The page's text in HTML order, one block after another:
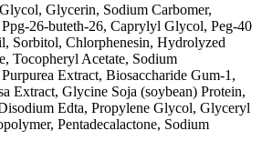
Glycerin, Sodium Carbomer,
26-buteth-26, Caprylyl Glycol, Peg-40
Sorbitol, Chlorphenesin, Hydrolyzed
Tocopheryl Acetate, Sodium
Extract, Biosaccharide Gum-1,
Extract, Glycine Soja (soybean) Protein,
Edta, Propylene Glycol, Glyceryl
Pentadecalactone, Sodium